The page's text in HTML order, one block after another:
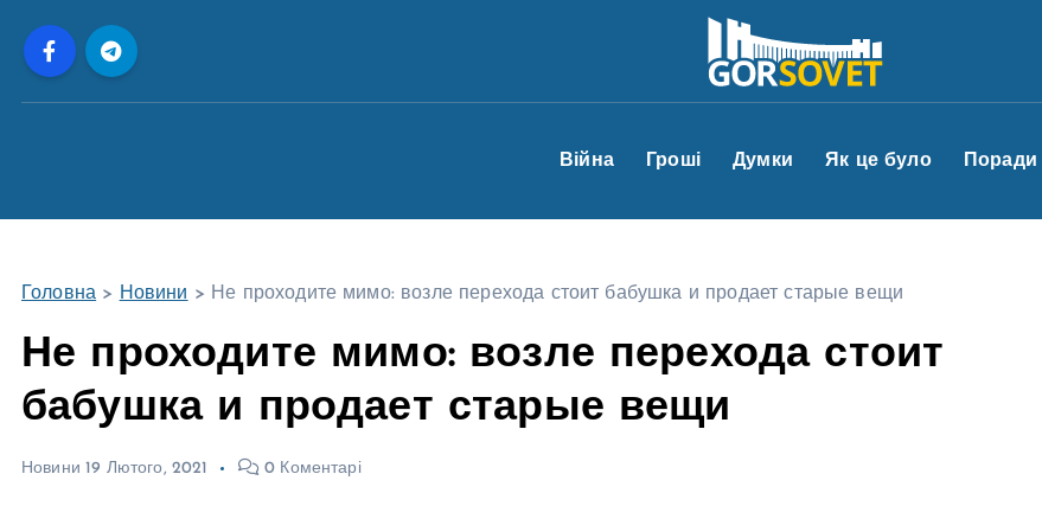
Війна Гроші Думки Як це було Поради
Головна > Новини > Не проходите мимо: возле перехода стоит бабушка и продает старые вещи
Не проходите мимо: возле перехода стоит
бабушка и продает старые вещи
Новини 19 Лютого, 2021 0 Коментарі